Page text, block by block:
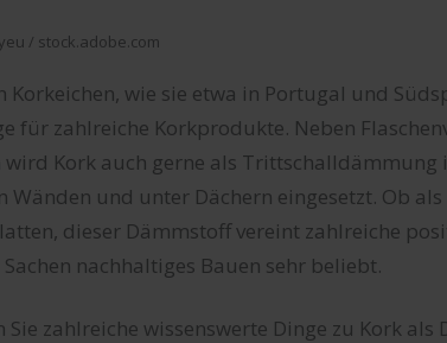
/ stock.adobe.com
Korkeichen, wie sie etwa in Portugal und
für zahlreiche Korkprodukte. Neben
wird Kork auch gerne als Trittschalldämmung
Wänden und unter Dächern eingesetzt. Ob
dieser Dämmstoff vereint zahlreiche
nachhaltiges Bauen sehr beliebt.
Sie zahlreiche wissenswerte Dinge zu Kork als